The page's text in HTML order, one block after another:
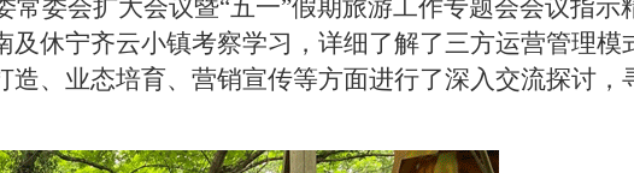
常委会扩大会议暨“五一”假期旅游工作专题会会议指示
及休宁齐云小镇考察学习 ，详细了解了三方运营管理模
造、业态培育、营销宣传等方面进行了深入交流探讨，